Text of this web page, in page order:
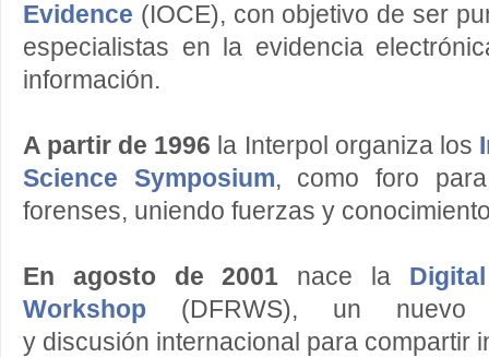
Evidence (IOCE), con objetivo de ser
especialistas en la evidencia
información.
A partir de 1996 la Interpol organiza los
Science Symposium, como foro
forenses, uniendo fuerzas y
En agosto de 2001 nace la
Workshop (DFRWS), un nuevo
y discusión internacional para compartir